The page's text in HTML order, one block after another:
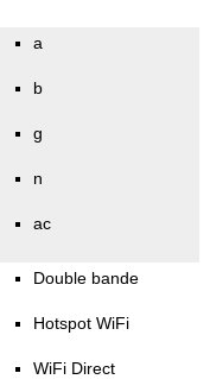
a
b
g
n
ac
Double bande
Hotspot WiFi
WiFi Direct